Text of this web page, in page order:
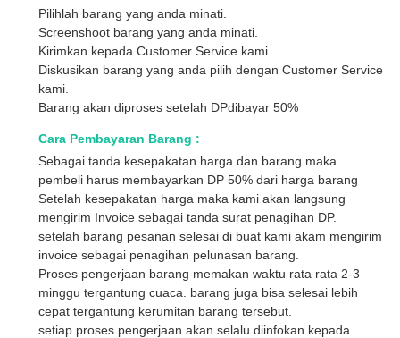
Pilihlah barang yang anda minati.
Screenshoot barang yang anda minati.
Kirimkan kepada Customer Service kami.
Diskusikan barang yang anda pilih dengan Customer Service
kami.
Barang akan diproses setelah DPdibayar 50%
Cara Pembayaran Barang :
Sebagai tanda kesepakatan harga dan barang maka
pembeli harus membayarkan DP 50% dari harga barang
Setelah kesepakatan harga maka kami akan langsung
mengirim Invoice sebagai tanda surat penagihan DP.
setelah barang pesanan selesai di buat kami akam mengirim
invoice sebagai penagihan pelunasan barang.
Proses pengerjaan barang memakan waktu rata rata 2-3
minggu tergantung cuaca. barang juga bisa selesai lebih
cepat tergantung kerumitan barang tersebut.
setiap proses pengerjaan akan selalu diinfokan kepada